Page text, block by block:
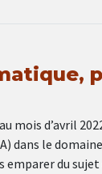
mois d’avril
dans le
emparer du